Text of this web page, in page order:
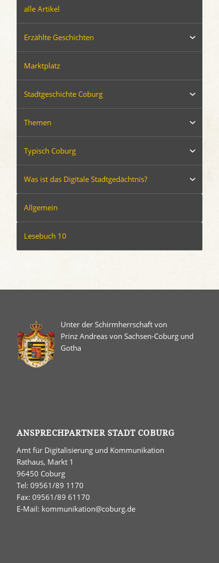
alle Artikel
Erzählte Geschichten
Marktplatz
Stadtgeschichte Coburg
Themen
Typisch Coburg
Was ist das Digitale Stadtgedächtnis?
Allgemein
Lesebuch 10
Unter der Schirmherrschaft von
Prinz Andreas von Sachsen-Coburg und
Gotha
ANSPRECHPARTNER STADT COBURG
Amt für Digitalisierung und Kommunikation
Rathaus, Markt 1
96450 Coburg
Tel: 09561/89 1170
Fax: 09561/89 61170
E-Mail: kommunikation@coburg.de